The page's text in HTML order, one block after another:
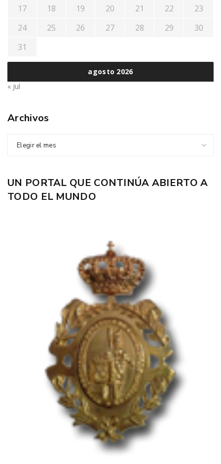
agosto 2026
17
18 19 20 21 22
23
24
25 26 27 28 29
30
31
« Jul
Archivos
Elegir el mes
UN PORTAL QUE CONTINÚA ABIERTO A
TODO EL MUNDO